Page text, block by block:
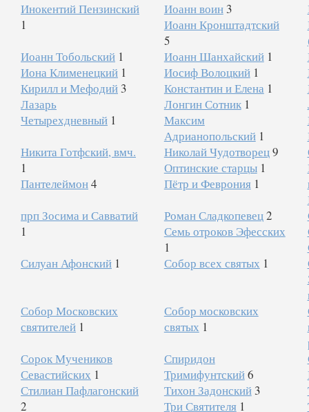
Инокентий Пензинский
1
Иоанн воин 3
Иоанн Кронштадтский
5
Иоанн Тобольский 1 Иоанн Шанхайский 1
Иона Клименецкий 1 Иосиф Волоцкий 1
Кирилл и Мефодий 3 Константин и Елена 1
Лазарь
Четырехдневный 1
Лонгин Сотник 1
Максим
Адрианопольский 1
Никита Готфский, вмч.
1
Николай Чудотворец9
Оптинские старцы 1
Пантелеймон4 Пётр и Феврония 1
прп Зосима и Савватий
1
Роман Сладкопевец2
Семь отроков Эфесских
1
Силуан Афонский 1 Собор всех святых 1
Собор Московских
святителей 1
Собор московских
святых 1
Сорок Мучеников
Севастийских 1
Спиридон
Тримифунтский6
Стилиан Пафлагонский
2
Тихон Задонский 3
Три Святителя 1